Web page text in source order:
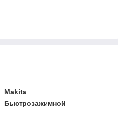
Makita
Быстрозажимной